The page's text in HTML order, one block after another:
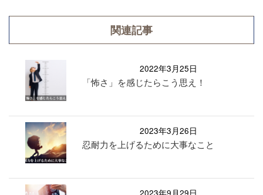
関連記事
2022年3月25日
「怖さ」を感じたらこう思え！
2023年3月26日
忍耐力を上げるために大事なこと